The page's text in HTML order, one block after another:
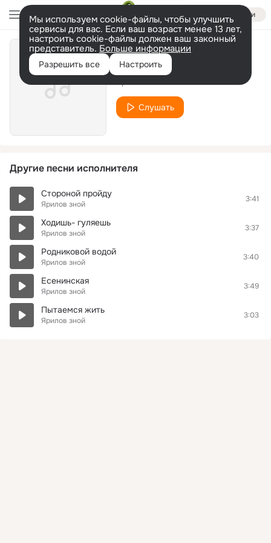
Войти
Мы используем cookie-файлы, чтобы улучшить
сервисы для вас. Если ваш возраст менее 13 лет,
настроить cookie-файлы должен ваш законный
представитель. Больше информации
Разрешить все Настроить
Дунюшка
Слушать
Другие песни исполнителя
Стороной пройду
Ярилов зной
3:41
Ходишь- гуляешь
Ярилов зной
3:37
Родниковой водой
Ярилов зной
3:40
Есенинская
Ярилов зной
3:49
Пытаемся жить
Ярилов зной
3:03